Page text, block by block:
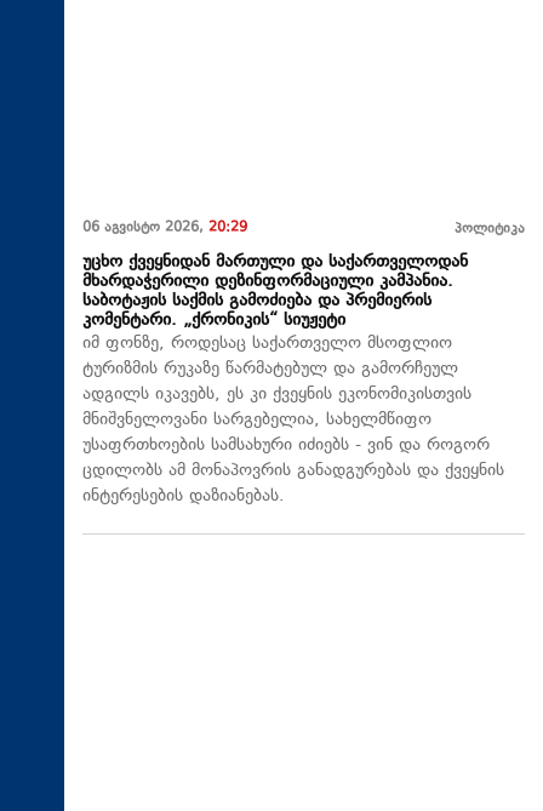
06 აგვისტო 2026, 20:29 პოლიტიკა
უცხო ქვეყნიდან მართული და საქართველოდან
მხარდაჭერილი დეზინფორმაციული კამპანია.
საბოტაჟის საქმის გამოძიება და პრემიერის
კომენტარი. „ქრონიკის“ სიუჟეტი
იმ ფონზე, როდესაც საქართველო მსოფლიო
ტურიზმის რუკაზე წარმატებულ და გამორჩეულ
ადგილს იკავებს, ეს კი ქვეყნის ეკონომიკისთვის
მნიშვნელოვანი სარგებელია, სახელმწიფო
უსაფრთხოების სამსახური იძიებს - ვინ და როგორ
ცდილობს ამ მონაპოვრის განადგურებას და ქვეყნის
ინტერესების დაზიანებას.